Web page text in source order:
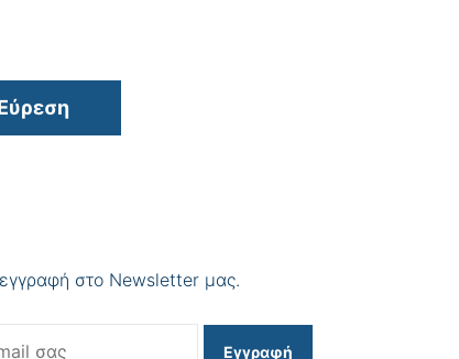
στο Newsletter μας.
Εγγραφή